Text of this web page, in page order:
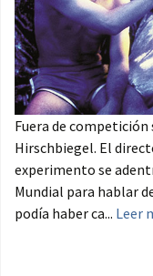
Fuera de
Hirschbiegel. El
experimento se
Mundial para hablar
podía haber ca... Leer